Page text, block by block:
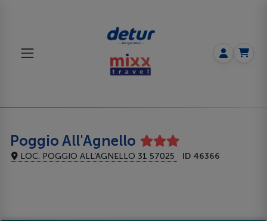
Poggio All'Agnello
LOC. POGGIO ALL’AGNELLO 31 57025 ID 46366